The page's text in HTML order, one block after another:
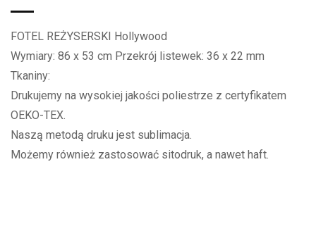
FOTEL REŻYSERSKI Hollywood
Wymiary: 86 x 53 cm Przekrój listewek: 36 x 22 mm
Tkaniny:
Drukujemy na wysokiej jakości poliestrze z certyfikatem
OEKO-TEX.
Naszą metodą druku jest sublimacja.
Możemy również zastosować sitodruk, a nawet haft.